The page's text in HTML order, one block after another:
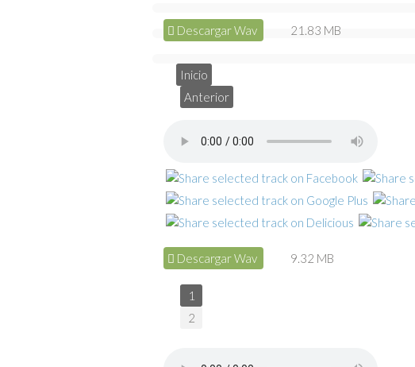
Descargar Wav 21.83 MB
Descargar Wav 9.32 MB
Inicio
Anterior
1
2